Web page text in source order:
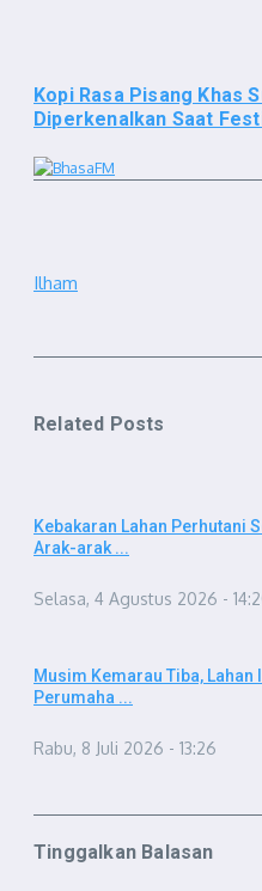
Kopi Rasa Pisang Khas
Diperkenalkan Saat
Ilham
Related Posts
Kebakaran Lahan Perhutani
Arak-arak ...
Selasa, 4 Agustus 2026 -
Musim Kemarau Tiba,
Perumaha ...
Rabu, 8 Juli 2026 - 13:26
Tinggalkan Balasan